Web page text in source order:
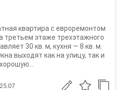
квартира с евроремонтом
этаже трехэтажного
30 кв. м, кухня — 8 кв. м.
выходят как на улицу, так и
25.07